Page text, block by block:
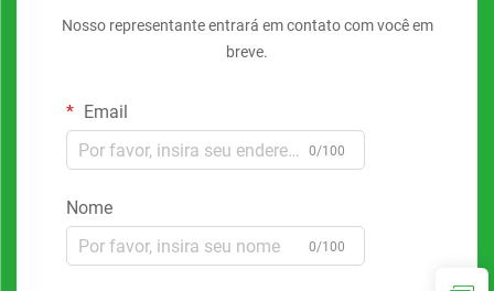
Nosso representante entrará em contato com você em
breve.
Email
0/100
Nome
0/100